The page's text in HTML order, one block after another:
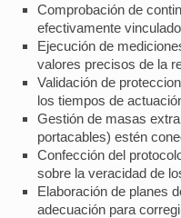
Comprobación de
efectivamente
Ejecución de
valores precisos de la
Validación de
los tiempos de
Gestión de masas
portacables) estén
Confección del
sobre la veracidad de
Elaboración de planes
adecuación para